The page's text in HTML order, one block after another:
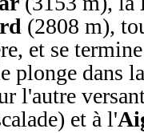
(2808 m),
et se
plonge dans
l'autre
et à l'